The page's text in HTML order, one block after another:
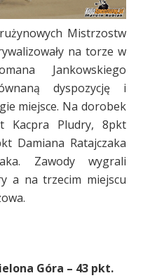
Mistrzostw
na torze w
Jankowskiego
dyspozycję i
miejsce. Na dorobek
Kacpra Pludry, 8pkt
Damiana Ratajczaka
Zawody wygrali
a na trzecim miejscu
Góra – 43 pkt.